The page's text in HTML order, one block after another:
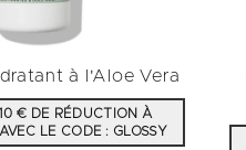
à l'Aloe Vera
€ DE RÉDUCTION À
LE CODE : GLOSSY